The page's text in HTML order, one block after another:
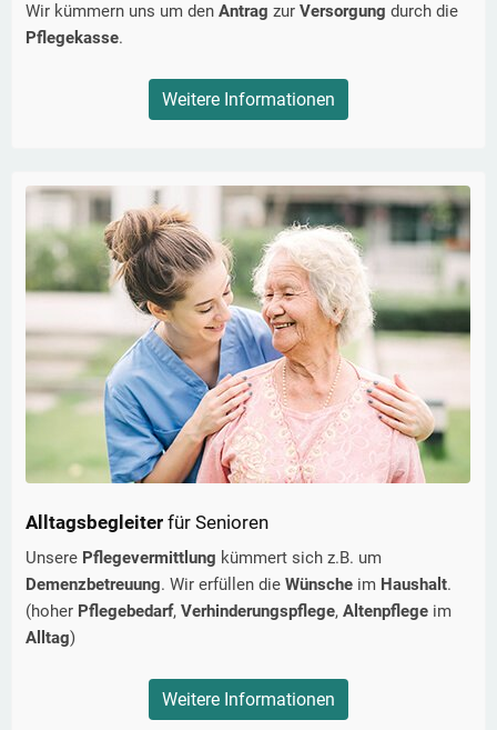
Wir kümmern uns um den Antrag zur Versorgung durch die
Pflegekasse.
Weitere Informationen
Alltagsbegleiter für Senioren
Unsere Pflegevermittlung kümmert sich z.B. um
Demenzbetreuung. Wir erfüllen die Wünsche im Haushalt.
(hoher Pflegebedarf, Verhinderungspflege, Altenpflege im
Alltag)
Weitere Informationen